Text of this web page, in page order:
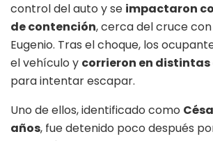
control del auto y se impactaron
de contención, cerca del cruce
Eugenio. Tras el choque, los
el vehículo y corrieron en
para intentar escapar.
Uno de ellos, identificado como
años, fue detenido poco después